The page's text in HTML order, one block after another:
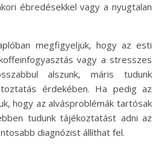
ébredésekkel vagy a nyugtalan
megfigyeljük, hogy az esti
vagy a stresszes
alszunk, máris tudunk
érdekében. Ha pedig az
hogy az alvásproblémák tartósak
tudunk tájékoztatást adni az
diagnózist állíthat fel.